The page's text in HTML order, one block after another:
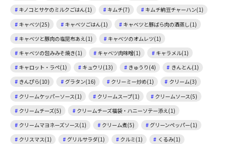
キノコとサケのミルクごはん(1)
キムチ(7)
キムチ納豆チャーハン(1)
キャベツ(25)
キャベツごはん(1)
キャベツと豚ばら肉の酒蒸し(1)
キャベツと豚肉の塩昆布あえ(1)
キャベツのオムレツ(1)
キャベツの包みみそ焼き(1)
キャベツ肉味噌(1)
キャラメル(1)
キャロット・ラペ(1)
キュウリ(13) きゅうり(4)
きんとん(1)
きんぴら(10)
グラタン(16) クリーミー炒め(1)
クリーム(3)
クリームケッパーソース(1)
クリームスープ(1)
クリームソース(5)
クリームチーズ(5)
クリームチーズ福袋・ハニーソテー添え(1)
クリームマヨネーズソース(1)
クリーム煮(5)
グリーンペッパー(1)
クリスマス(1)
グリルサラダ(1) クルミ(1)
くるみ(1)